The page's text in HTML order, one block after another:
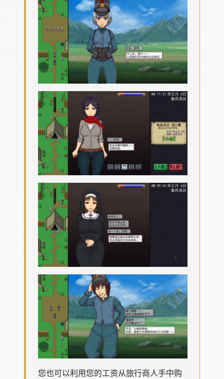
您也可以利用您的工资从旅行商人手中购